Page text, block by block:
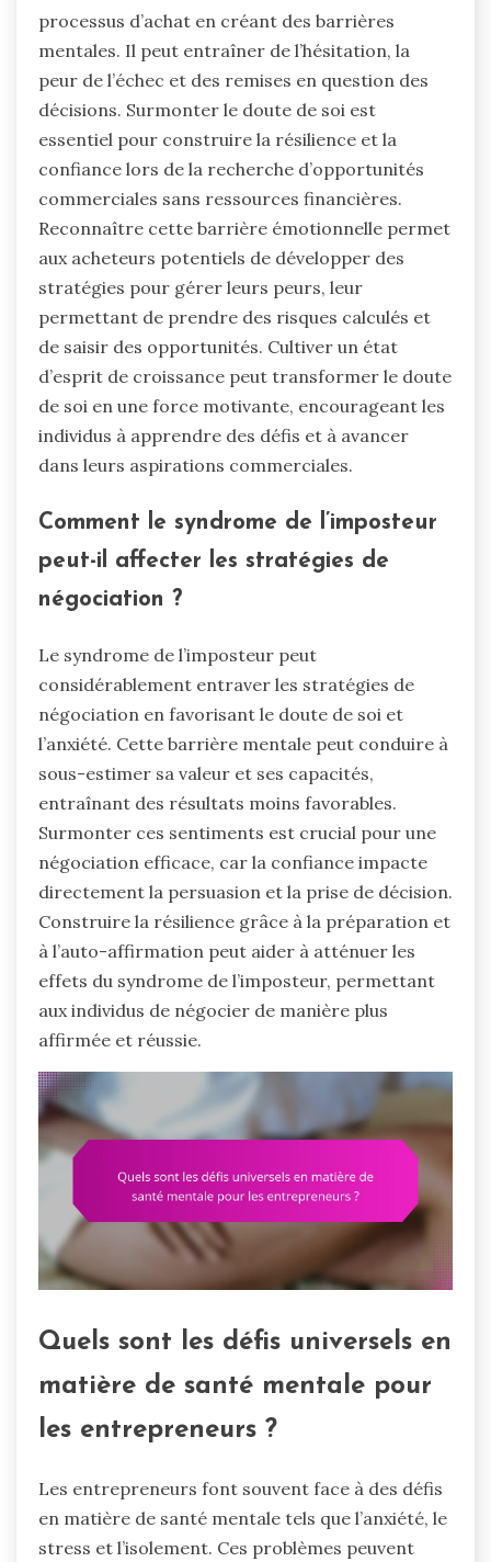
processus d’achat en créant des barrières
mentales. Il peut entraîner de l’hésitation, la
peur de l’échec et des remises en question des
décisions. Surmonter le doute de soi est
essentiel pour construire la résilience et la
confiance lors de la recherche d’opportunités
commerciales sans ressources financières.
Reconnaître cette barrière émotionnelle permet
aux acheteurs potentiels de développer des
stratégies pour gérer leurs peurs, leur
permettant de prendre des risques calculés et
de saisir des opportunités. Cultiver un état
d’esprit de croissance peut transformer le doute
de soi en une force motivante, encourageant les
individus à apprendre des défis et à avancer
dans leurs aspirations commerciales.
Comment le syndrome de l’imposteur
peut-il affecter les stratégies de
négociation ?
Le syndrome de l’imposteur peut
considérablement entraver les stratégies de
négociation en favorisant le doute de soi et
l’anxiété. Cette barrière mentale peut conduire à
sous-estimer sa valeur et ses capacités,
entraînant des résultats moins favorables.
Surmonter ces sentiments est crucial pour une
négociation efficace, car la confiance impacte
directement la persuasion et la prise de décision.
Construire la résilience grâce à la préparation et
à l’auto-affirmation peut aider à atténuer les
effets du syndrome de l’imposteur, permettant
aux individus de négocier de manière plus
affirmée et réussie.
Quels sont les défis universels en
matière de santé mentale pour
les entrepreneurs ?
Les entrepreneurs font souvent face à des défis
en matière de santé mentale tels que l’anxiété, le
stress et l’isolement. Ces problèmes peuvent